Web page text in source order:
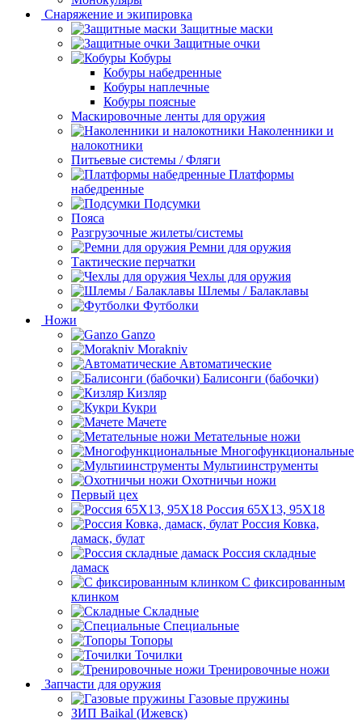
Снаряжение и экипировка
Защитные маски
Защитные очки
Кобуры
Кобуры набедренные
Кобуры наплечные
Кобуры поясные
Маскировочные ленты для оружия
Наколенники и
налокотники
Питьевые системы / Фляги
Платформы
набедренные
Подсумки
Пояса
Разгрузочные жилеты/системы
Ремни для оружия
Тактические перчатки
Чехлы для оружия
Шлемы / Балаклавы
Футболки
Ножи
Ganzo
Morakniv
Автоматические
Балисонги (бабочки)
Кизляр
Кукри
Мачете
Метательные ножи
Многофункциональные
Мультиинструменты
Охотничьи ножи
Первый цех
Россия 65Х13, 95Х18
Россия Ковка,
дамаск, булат
Россия складные
дамаск
С фиксированным
клинком
Складные
Специальные
Топоры
Точилки
Тренировочные ножи
Запчасти для оружия
Газовые пружины
ЗИП Baikal (Ижевск)